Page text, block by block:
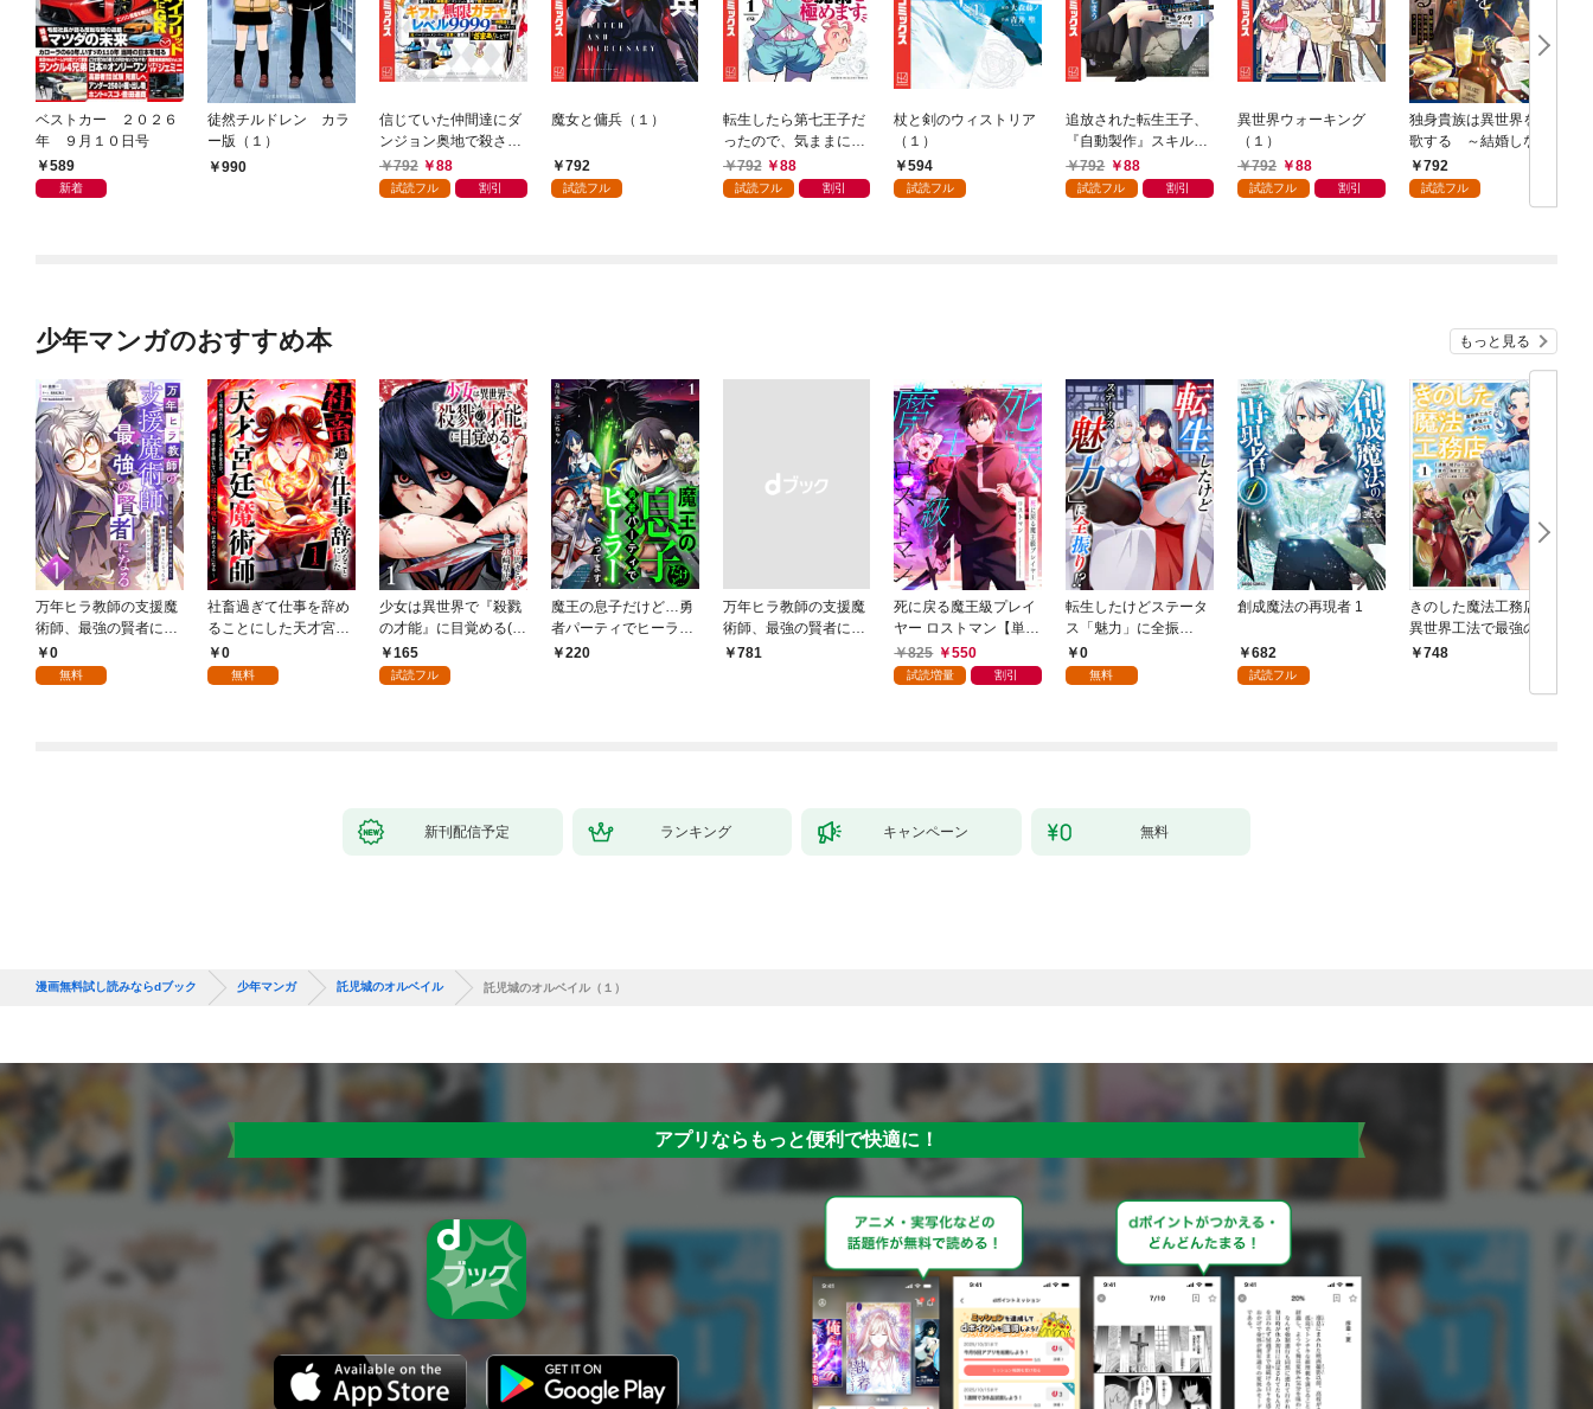
ベストカー ２０２６
年 ９月１０日号
589
新着
徒然チルドレン カラ
ー版（１）
990
信じていた仲間達にダ
ンジョン奥地で殺され
かけたがギフト『無限
ガチャ』でレベル９９
792 88
試読フル 割引
魔女と傭兵（１）
792
試読フル
転生したら第七王子だ
ったので、気ままに魔
術を極めます（１）
792 88
試読フル 割引
杖と剣のウィストリア
（１）
594
試読フル
追放された転生王子、
『自動製作』スキルで
領地を爆速で開拓し最
強の村を作ってしまう
792 88
試読フル 割引
異世界ウォーキング
（１）
792
88
試読フル 割引
独身貴族は異世界を謳
歌する ～結婚しない
男の優雅なおひとりさ
まライフ～（１）
792
試読フル
少年マンガのおすすめ本 もっと見る
万年ヒラ教師の支援魔
術師、最強の賢者にな
る～不人気の支援魔術
師は給料泥棒だと魔術
0
無料
社畜過ぎて仕事を辞め
ることにした天才宮廷
魔術師～辺境の地でス
ローライフを夢見る
0
無料
少女は異世界で『殺戮
の才能』に目覚める(話
売り) #1
165
試読フル
魔王の息子だけど…勇
者パーティでヒーラー
やってます。1
220
万年ヒラ教師の支援魔
術師、最強の賢者にな
る～不人気の支援魔術
￥781
死に戻る魔王級プレイ
ヤー ロストマン【単行
本版】 1巻
825 550
試読増量 割引
転生したけどステータ
ス「魅力」に全振
り！？(1)
0
無料
創成魔法の再現者 1
682
試読フル
きのした魔法工務店
異世界工法で最強の家
づくりを（コミック）
748
新刊配信予定 ランキング キャンペーン 無料
漫画無料試し読みならdブック 少年マンガ 託児城のオルベイル 託児城のオルベイル（１）
アプリならもっと便利で快適に！